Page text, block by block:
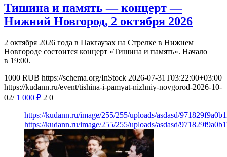
Тишина и память — концерт —
Нижний Новгород, 2 октября 2026
2 октября 2026 года в Пакгаузах на Стрелке в Нижнем
Новгороде состоится концерт «Тишина и память». Начало
в 19:00.
1000 RUB https://schema.org/InStock 2026-07-31T03:22:00+03:00
https://kudann.ru/event/tishina-i-pamyat-nizhniy-novgorod-2026-10-
02/ 1 000 ₽ 2 0
https://kudann.ru/image/255/255/uploads/asdasd/
https://kudann.ru/image/255/255/uploads/asdasd/